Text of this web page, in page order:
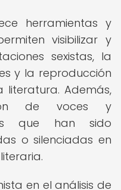
herramientas y
visibilizar y
sexistas, la
y la reproducción
Además,
de voces y
que han sido
o silenciadas en
en el análisis de